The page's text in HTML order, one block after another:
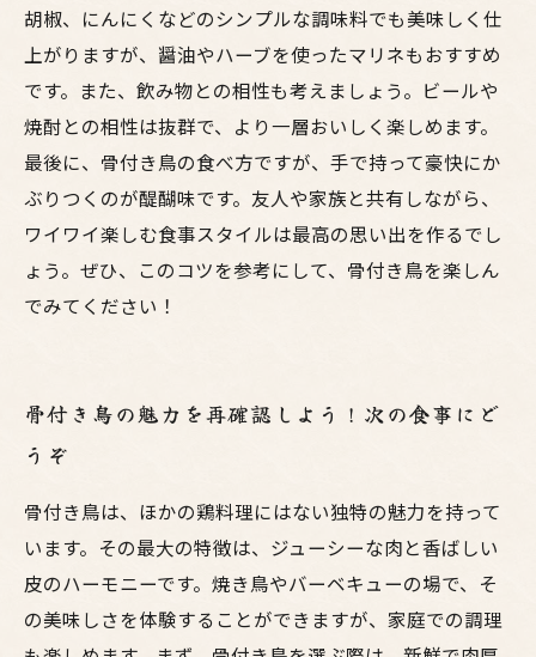
胡椒、にんにくなどのシンプルな調味料でも美味しく仕
上がりますが、醤油やハーブを使ったマリネもおすすめ
です。また、飲み物との相性も考えましょう。ビールや
焼酎との相性は抜群で、より一層おいしく楽しめます。
最後に、骨付き鳥の食べ方ですが、手で持って豪快にか
ぶりつくのが醍醐味です。友人や家族と共有しながら、
ワイワイ楽しむ食事スタイルは最高の思い出を作るでし
ょう。ぜひ、このコツを参考にして、骨付き鳥を楽しん
でみてください！
骨付き鳥の魅力を再確認しよう！次の食事にど
うぞ
骨付き鳥は、ほかの鶏料理にはない独特の魅力を持って
います。その最大の特徴は、ジューシーな肉と香ばしい
皮のハーモニーです。焼き鳥やバーベキューの場で、そ
の美味しさを体験することができますが、家庭での調理